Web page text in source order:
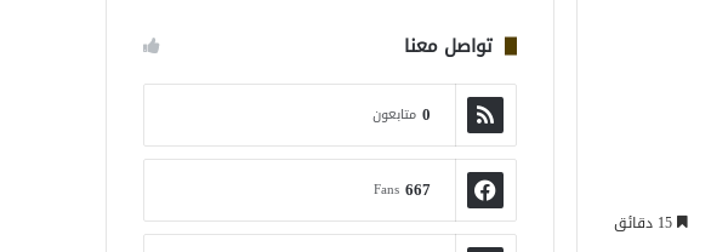
تواصل معنا
0 متابعون
667
Fans